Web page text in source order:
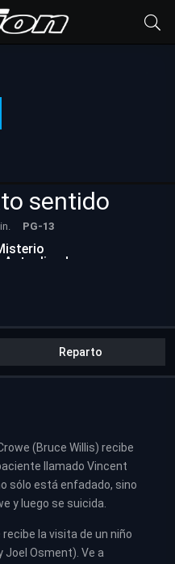
sentido
PG-13
Reparto
(Bruce Willis) recibe
llamado Vincent
sólo está enfadado, sino
y luego se suicida.
la visita de un niño
Joel Osment). Ve a